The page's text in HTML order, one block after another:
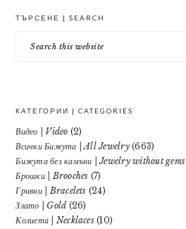
ТЪРСЕНЕ | SEARCH
this
КАТЕГОРИИ | CATEGORIES
Видео | Video (2)
Всички Бижута | All Jewelry(663)
Бижута без камъни | Jewelry without gems
Брошки | Brooches (7)
Гривни | Bracelets (24)
Злато | Gold (26)
Колиета | Necklaces(10)